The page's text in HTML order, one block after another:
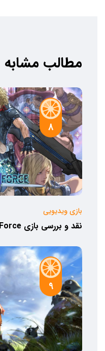
مطالب مشابه
8
بازی ویدیویی
نقد و بررسی بازی Star Ocean: The Divine Force
9